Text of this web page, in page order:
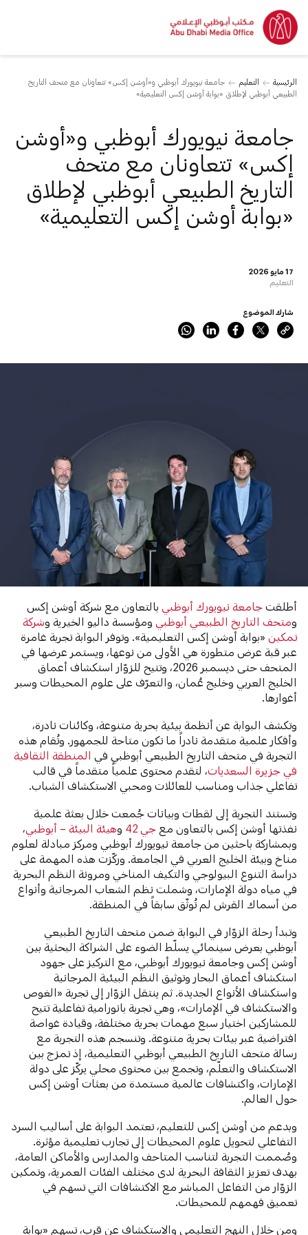
الرئيسية التعليم
جامعة نيويورك أبوظبي و«أوشن إكس» تتعاونان مع متحف التاريخ
الطبيعي أبوظبي لإطلاق «بوابة أوشن إكس التعليمية»
17 مايو 2026
التعليم
جامعة نيويورك أبوظبي و«أوشن
إكس» تتعاونان مع متحف
التاريخ الطبيعي أبوظبي لإطلاق
«بوابة أوشن إكس التعليمية»
شارك الموضوع
أطلقتجامعة نيويورك أبوظبي بالتعاون مع شركة أوشن إكس
ومتحف التاريخ الطبيعي أبوظبي ومؤسسة داليو الخيرية وشركة
تمكين«بوابة أوشن إكس التعليمية». وتوفر البوابة تجربة غامرة
عبر قبة عرض متطورة هي الأولى من نوعها، ويستمر عرضها في
المتحف حتى ديسمبر 2026، وتتيح للزوّار استكشاف أعماق
الخليج العربي وخليج عُمان، والتعرّف على علوم المحيطات وسبر
أغوارها.
وتكشف البوابة عن أنظمة بيئية بحرية متنوعة، وكائنات نادرة،
وأفكار علمية متقدمة نادراً ما تكون متاحة للجمهور. وتُقام هذه
التجربة في متحف التاريخ الطبيعي أبوظبي في المنطقة الثقافية
في جزيرة السعديات، لتقدم محتوى علمياً متقدماً في قالب
تفاعلي جذاب ومناسب للعائلات ومحبي الاستكشاف الشباب.
وتستند التجربة إلى لقطات وبيانات جُمعت خلال بعثة علمية
نفذتها أوشن إكس بالتعاون مع جي 42 وهيئة البيئة – أبوظبي ،
وبمشاركة باحثين من جامعة نيويورك أبوظبي ومركز مبادلة لعلوم
مناخ وبيئة الخليج العربي في الجامعة. وركّزت هذه المهمة على
دراسة التنوع البيولوجي والتكيف المناخي ومرونة النظم البحرية
في مياه دولة الإمارات، وشملت نظم الشعاب المرجانية وأنواع
من أسماك القرش لم تُوثّق سابقاً في المنطقة.
وتبدأ رحلة الزوّار في البوابة ضمن متحف التاريخ الطبيعي
أبوظبي بعرض سينمائي يسلّط الضوء على الشراكة البحثية بين
أوشن إكس وجامعة نيويورك أبوظبي، مع التركيز على جهود
استكشاف أعماق البحار وتوثيق النظم البيئية المرجانية
واستكشاف الأنواع الجديدة. ثم ينتقل الزوّار إلى تجربة «الغوص
والاستكشاف في الإمارات»، وهي تجربة بانورامية تفاعلية تتيح
للمشاركين اختيار سبع مهمات بحرية مختلفة، وقيادة غواصة
افتراضية عبر بيئات بحرية متنوعة. وتنسجم هذه التجربة مع
رسالة متحف التاريخ الطبيعي أبوظبي التعليمية، إذ تمزج بين
الاستكشاف والتعلّم، وتجمع بين محتوى محلي يركّز على دولة
الإمارات، واكتشافات عالمية مستمدة من بعثات أوشن إكس
حول العالم.
وبدعم من أوشن إكس للتعليم، تعتمد البوابة على أساليب السرد
التفاعلي لتحويل علوم المحيطات إلى تجارب تعليمية مؤثرة.
وصُممت التجربة لتناسب المتاحف والمدارس والأماكن العامة،
بهدف تعزيز الثقافة البحرية لدى مختلف الفئات العمرية، وتمكين
الزوّار من التفاعل المباشر مع الاكتشافات التي تسهم في
تعميق فهمهم للمحيطات.
ومن خلال النهج التعليمي والاستكشاف عن قرب، تسهم «بوابة